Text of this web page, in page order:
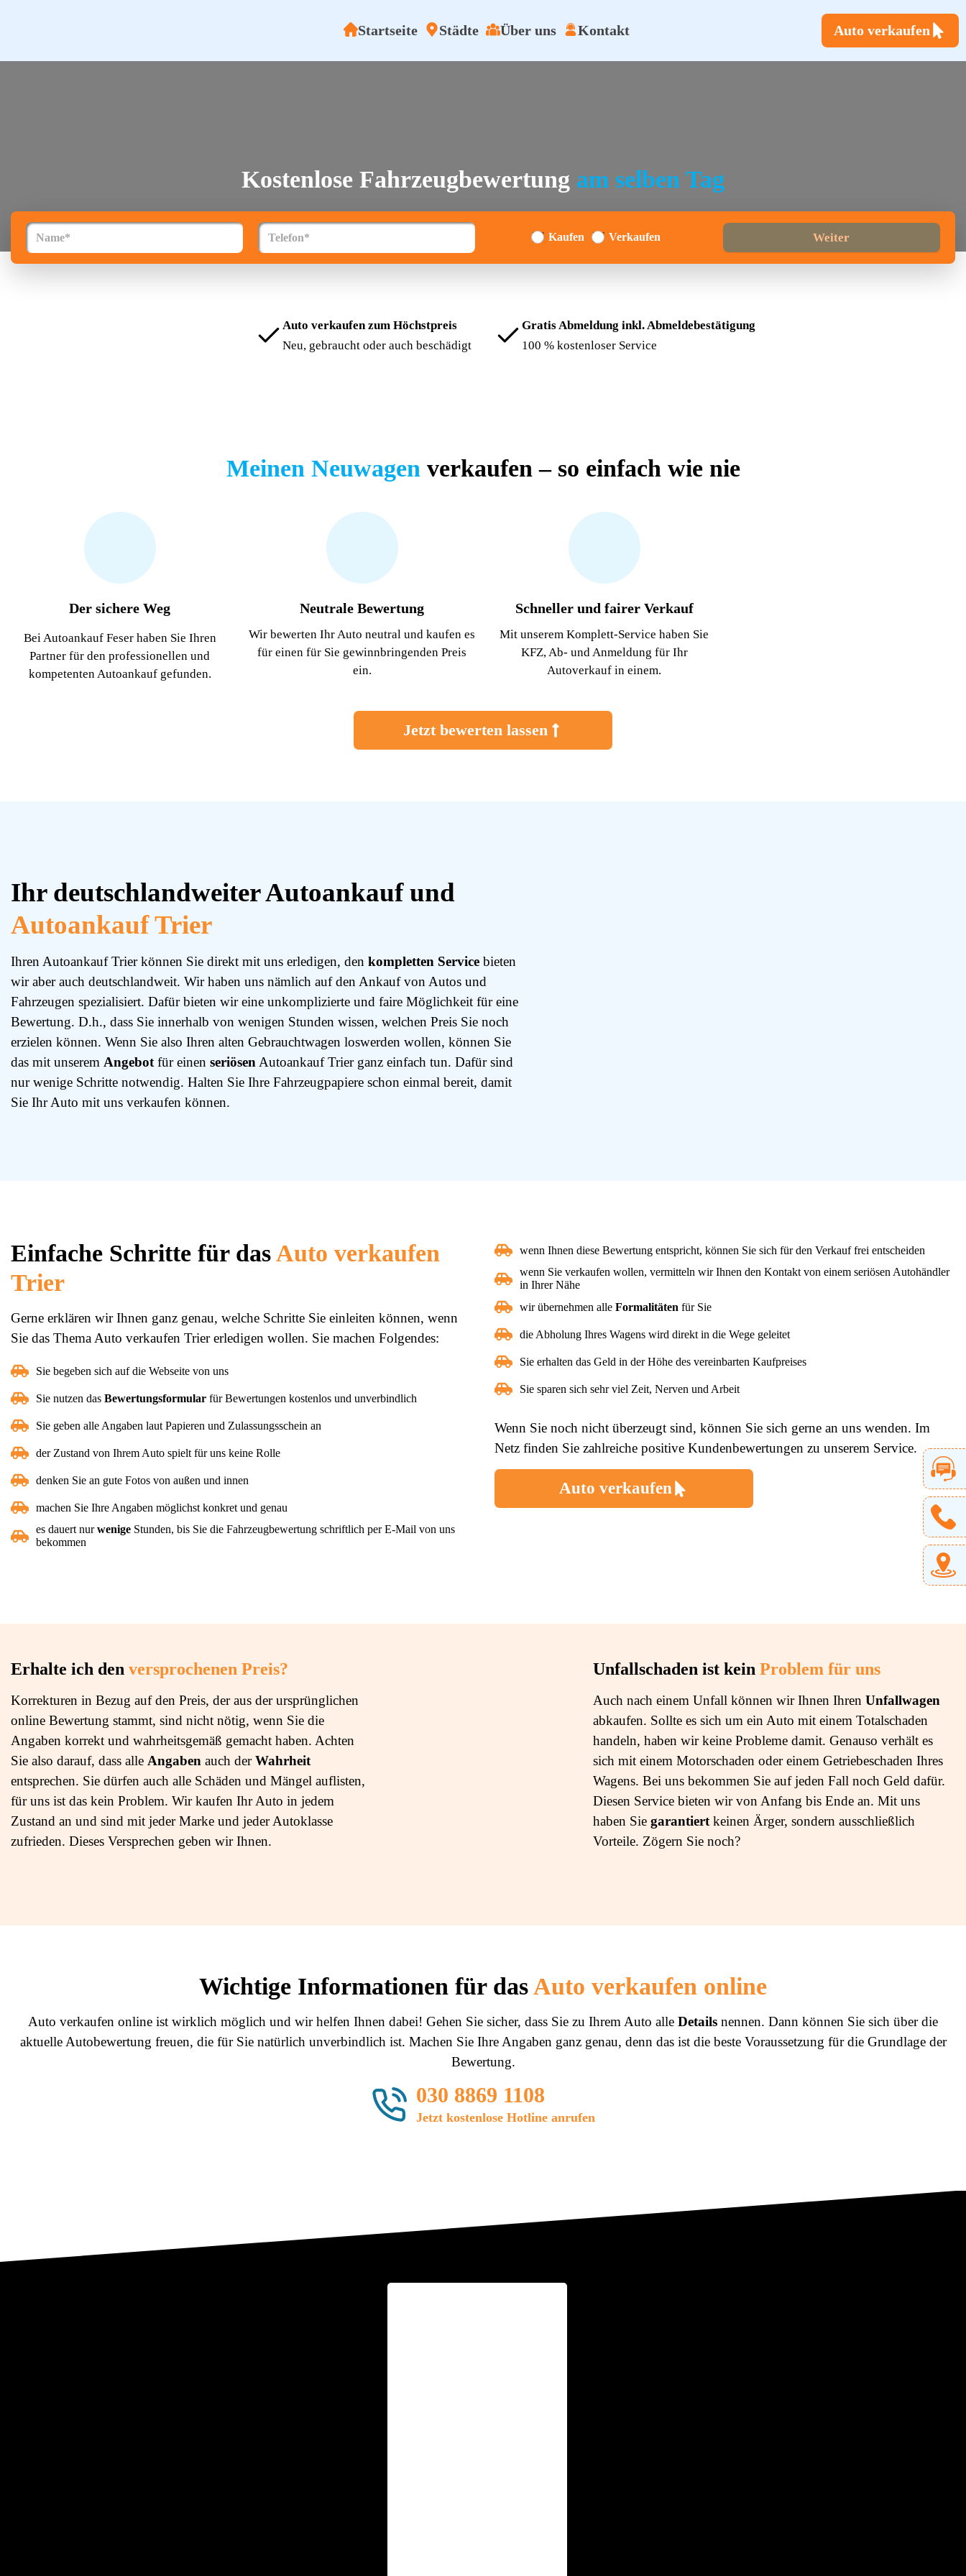
Startseite Städte Über uns Kontakt Auto verkaufen
Kostenlose Fahrzeugbewertung am selben Tag
Kaufen Verkaufen Weiter
Auto verkaufen zum Höchstpreis
Neu, gebraucht oder auch beschädigt
Gratis Abmeldung inkl. Abmeldebestätigung
100 % kostenloser Service
Meinen Neuwagen verkaufen – so einfach wie nie
Der sichere Weg
Bei Autoankauf Feser haben Sie Ihren
Partner für den professionellen und
kompetenten Autoankauf gefunden.
Neutrale Bewertung
Wir bewerten Ihr Auto neutral und kaufen es
für einen für Sie gewinnbringenden Preis
ein.
Schneller und fairer Verkauf
Mit unserem Komplett-Service haben Sie
KFZ, Ab- und Anmeldung für Ihr
Autoverkauf in einem.
Jetzt bewerten lassen
Ihr deutschlandweiter Autoankauf und
Autoankauf Trier
Ihren Autoankauf Trier können Sie direkt mit uns erledigen, den kompletten Service bieten
wir aber auch deutschlandweit. Wir haben uns nämlich auf den Ankauf von Autos und
Fahrzeugen spezialisiert. Dafür bieten wir eine unkomplizierte und faire Möglichkeit für eine
Bewertung. D.h., dass Sie innerhalb von wenigen Stunden wissen, welchen Preis Sie noch
erzielen können. Wenn Sie also Ihren alten Gebrauchtwagen loswerden wollen, können Sie
das mit unserem Angebot für einen seriösen Autoankauf Trier ganz einfach tun. Dafür sind
nur wenige Schritte notwendig. Halten Sie Ihre Fahrzeugpapiere schon einmal bereit, damit
Sie Ihr Auto mit uns verkaufen können.
Einfache Schritte für dasAuto verkaufen
Trier
Gerne erklären wir Ihnen ganz genau, welche Schritte Sie einleiten können, wenn
Sie das Thema Auto verkaufen Trier erledigen wollen. Sie machen Folgendes:
Sie begeben sich auf die Webseite von uns
Sie nutzen das Bewertungsformular für Bewertungen kostenlos und unverbindlich
Sie geben alle Angaben laut Papieren und Zulassungsschein an
der Zustand von Ihrem Auto spielt für uns keine Rolle
denken Sie an gute Fotos von außen und innen
machen Sie Ihre Angaben möglichst konkret und genau
es dauert nurwenige Stunden, bis Sie die Fahrzeugbewertung schriftlich per E-Mail von uns
bekommen
wenn Ihnen diese Bewertung entspricht, können Sie sich für den Verkauf frei entscheiden
wenn Sie verkaufen wollen, vermitteln wir Ihnen den Kontakt von einem seriösen Autohändler
in Ihrer Nähe
wir übernehmen alle Formalitäten für Sie
die Abholung Ihres Wagens wird direkt in die Wege geleitet
Sie erhalten das Geld in der Höhe des vereinbarten Kaufpreises
Sie sparen sich sehr viel Zeit, Nerven und Arbeit
Wenn Sie noch nicht überzeugt sind, können Sie sich gerne an uns wenden. Im
Netz finden Sie zahlreiche positive Kundenbewertungen zu unserem Service.
Auto verkaufen
Erhalte ich den versprochenen Preis?
Korrekturen in Bezug auf den Preis, der aus der ursprünglichen
online Bewertung stammt, sind nicht nötig, wenn Sie die
Angaben korrekt und wahrheitsgemäß gemacht haben. Achten
Sie also darauf, dass alle Angaben auch derWahrheit
entsprechen. Sie dürfen auch alle Schäden und Mängel auflisten,
für uns ist das kein Problem. Wir kaufen Ihr Auto in jedem
Zustand an und sind mit jeder Marke und jeder Autoklasse
zufrieden. Dieses Versprechen geben wir Ihnen.
Unfallschaden ist kein Problem für uns
Auch nach einem Unfall können wir Ihnen Ihren Unfallwagen
abkaufen. Sollte es sich um ein Auto mit einem Totalschaden
handeln, haben wir keine Probleme damit. Genauso verhält es
sich mit einem Motorschaden oder einem Getriebeschaden Ihres
Wagens. Bei uns bekommen Sie auf jeden Fall noch Geld dafür.
Diesen Service bieten wir von Anfang bis Ende an. Mit uns
haben Sie garantiertkeinen Ärger, sondern ausschließlich
Vorteile. Zögern Sie noch?
Wichtige Informationen für dasAuto verkaufen online
Auto verkaufen online ist wirklich möglich und wir helfen Ihnen dabei! Gehen Sie sicher, dass Sie zu Ihrem Auto alle Details nennen. Dann können Sie sich über die
aktuelle Autobewertung freuen, die für Sie natürlich unverbindlich ist. Machen Sie Ihre Angaben ganz genau, denn das ist die beste Voraussetzung für die Grundlage der
Bewertung.
030 8869 1108
Jetzt kostenlose Hotline anrufen
FAQ
Impressum
Datenschutz